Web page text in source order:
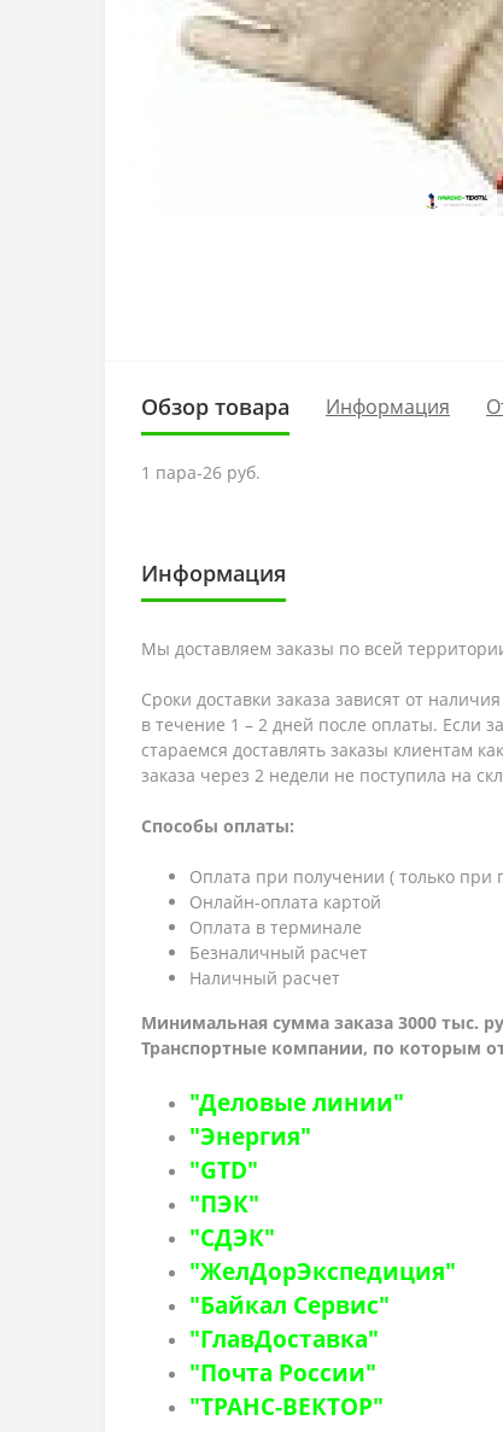
Обзор товара Информация
1 пара-26 руб.
Информация
Мы доставляем заказы по всей
Сроки доставки заказа зависят от
в течение 1 – 2 дней после оплаты. Если
стараемся доставлять заказы клиентам
заказа через 2 недели не поступила на
Способы оплаты:
Оплата при получении ( только при
Онлайн-оплата картой
Оплата в терминале
Безналичный расчет
Наличный расчет
Минимальная сумма заказа 3000 тыс.
Транспортные компании, по которым о
"Деловые линии"
"Энергия"
"GTD"
"ПЭК"
"СДЭК"
"ЖелДорЭкспедиция"
"Байкал Сервис"
"ГлавДоставка"
"Почта России"
"ТРАНС-ВЕКТОР"